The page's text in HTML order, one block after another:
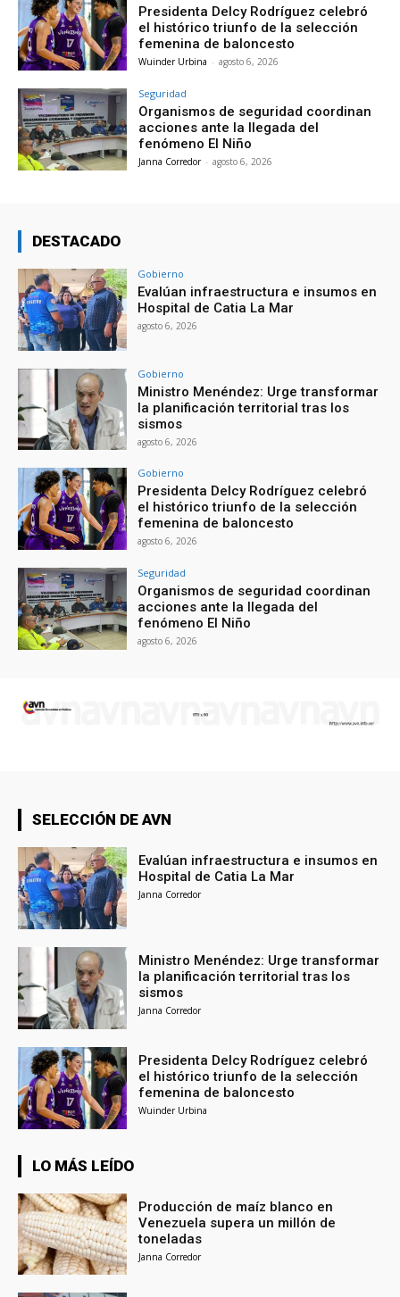
Presidenta Delcy Rodríguez celebró
el histórico triunfo de la selección
femenina de baloncesto
Wuinder Urbina - agosto 6, 2026
Seguridad
Organismos de seguridad coordinan
acciones ante la llegada del
fenómeno El Niño
Janna Corredor - agosto 6, 2026
DESTACADO
Gobierno
Evalúan infraestructura e insumos en
Hospital de Catia La Mar
agosto 6, 2026
Gobierno
Ministro Menéndez: Urge transformar
la planificación territorial tras los
sismos
agosto 6, 2026
Gobierno
Presidenta Delcy Rodríguez celebró
el histórico triunfo de la selección
femenina de baloncesto
agosto 6, 2026
Seguridad
Organismos de seguridad coordinan
acciones ante la llegada del
fenómeno El Niño
agosto 6, 2026
SELECCIÓN DE AVN
Evalúan infraestructura e insumos en
Hospital de Catia La Mar
Janna Corredor
Ministro Menéndez: Urge transformar
la planificación territorial tras los
sismos
Janna Corredor
Presidenta Delcy Rodríguez celebró
el histórico triunfo de la selección
femenina de baloncesto
Wuinder Urbina
LO MÁS LEÍDO
Producción de maíz blanco en
Venezuela supera un millón de
toneladas
Janna Corredor